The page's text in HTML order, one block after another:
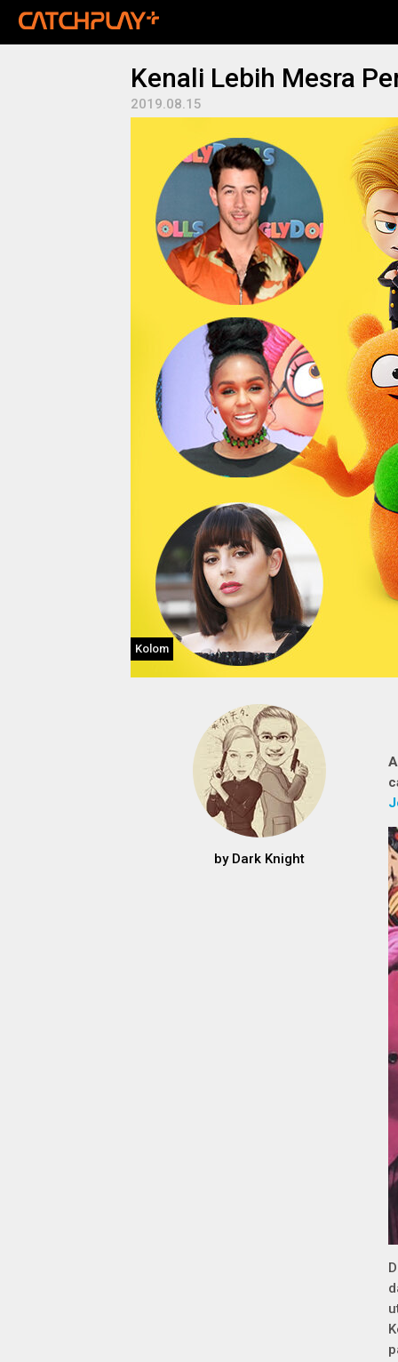
Kenali Lebih Mesra
2019.08.15
Kolom
by Dark Knight